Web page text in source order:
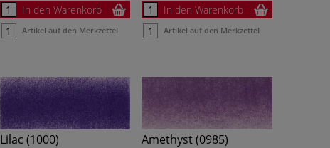
In den Warenkorb
Artikel auf den Merkzettel
In den Warenkorb
Artikel auf den Merkzettel
Lilac (1000) Amethyst (0985)